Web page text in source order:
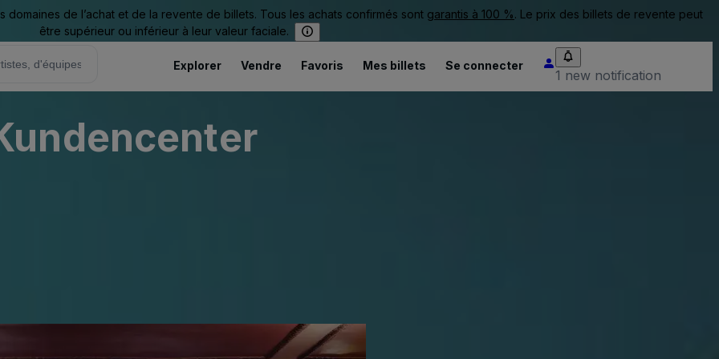
de l’achat et de la revente de billets. Tous les achats confirmés sont garantis à 100 %. Le prix des billets de revente peut
être supérieur ou inférieur à leur valeur faciale.
Explorer Vendre Favoris Mes billets Se connecter
1 new notification